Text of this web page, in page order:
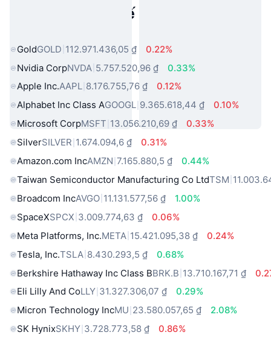
Tài sản trong thế giới thực phổ
GoldGOLD 112.971.436,05 ₫
0.22%
Nvidia CorpNVDA 5.757.520,96 ₫
0.33%
Apple Inc.AAPL 8.176.755,76 ₫
0.12%
Alphabet Inc Class AGOOGL 9.365.618,44 ₫
0.10%
Microsoft CorpMSFT 13.056.210,69 ₫
0.33%
SilverSILVER 1.674.094,6 ₫
0.31%
Amazon.com IncAMZN 7.165.880,5 ₫
0.44%
Taiwan Semiconductor Manufacturing Co LtdTSM
Broadcom IncAVGO 11.131.577,56 ₫
1.00%
SpaceXSPCX 3.009.774,63 ₫
0.06%
Meta Platforms, Inc.META 15.421.095,38 ₫
0.24%
Tesla, Inc.TSLA 8.430.293,5 ₫
0.68%
Berkshire Hathaway Inc Class BBRK.B 13.710.167,71 ₫
Eli Lilly And CoLLY 31.327.306,07 ₫
0.29%
Micron Technology IncMU 23.580.057,65 ₫
2.08%
SK HynixSKHY 3.728.773,58 ₫
0.86%